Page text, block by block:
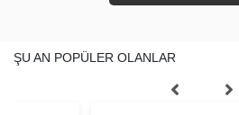
ŞU AN POPÜLER OLANLAR